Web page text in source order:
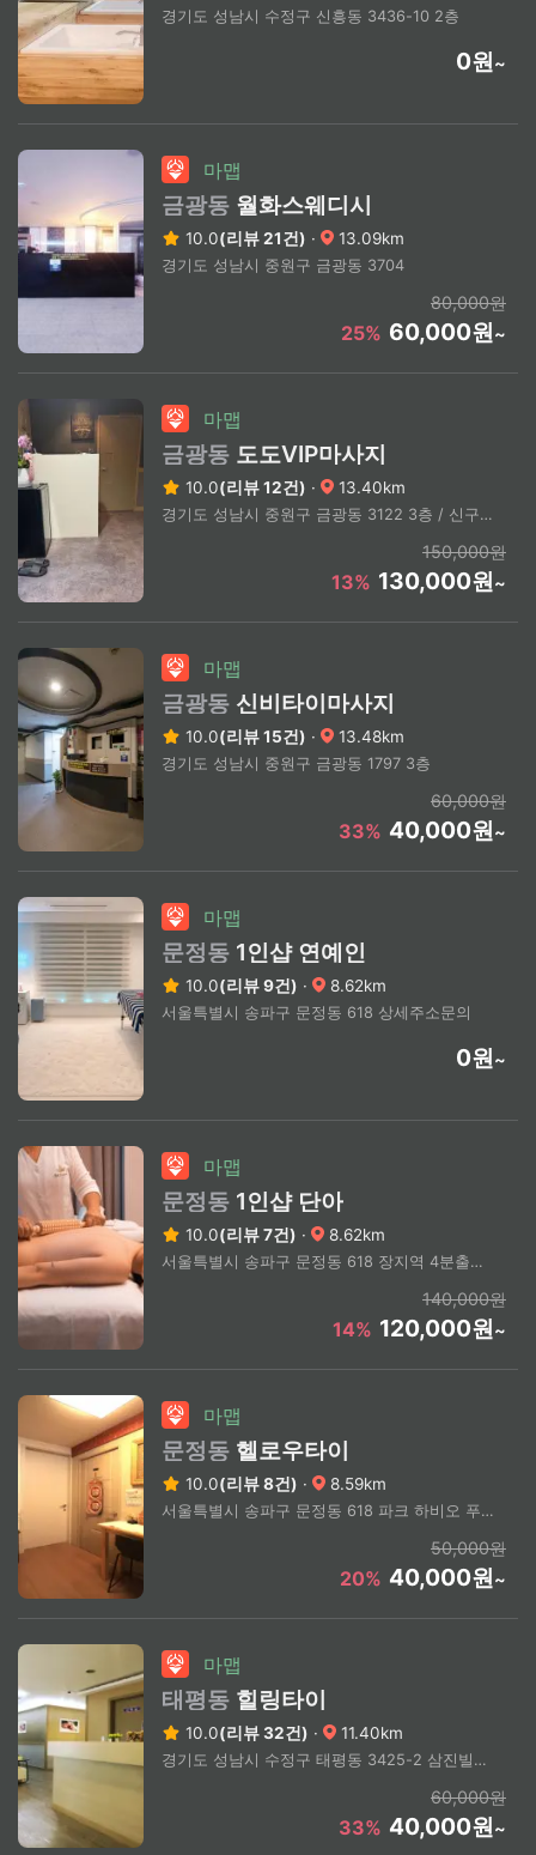
경기도 성남시 수정구 신흥동 3436-10 2층
0원~
마맵
금광동 월화스웨디시
10.0(리뷰 21건) · 13.09km
경기도 성남시 중원구 금광동 3704
80,000원
25% 60,000원~
마맵
금광동 도도VIP마사지
10.0(리뷰 12건) · 13.40km
경기도 성남시 중원구 금광동 3122 3층 / 신구대학교 도보 3분거리
150,000원
13% 130,000원~
마맵
금광동 신비타이마사지
10.0(리뷰 15건) · 13.48km
경기도 성남시 중원구 금광동 1797 3층
60,000원
33% 40,000원~
마맵
문정동 1인샵 연예인
10.0(리뷰 9건) · 8.62km
서울특별시 송파구 문정동 618 상세주소문의
0원~
마맵
문정동 1인샵 단아
10.0(리뷰 7건) · 8.62km
서울특별시 송파구 문정동 618 장지역 4분출구 3분거리
140,000원
14% 120,000원~
마맵
문정동 헬로우타이
10.0(리뷰 8건) · 8.59km
서울특별시 송파구 문정동 618 파크 하비오 푸르지오 201동
50,000원
20% 40,000원~
마맵
태평동 힐링타이
10.0(리뷰 32건) · 11.40km
경기도 성남시 수정구 태평동 3425-2 삼진빌딩 2층
60,000원
33% 40,000원~